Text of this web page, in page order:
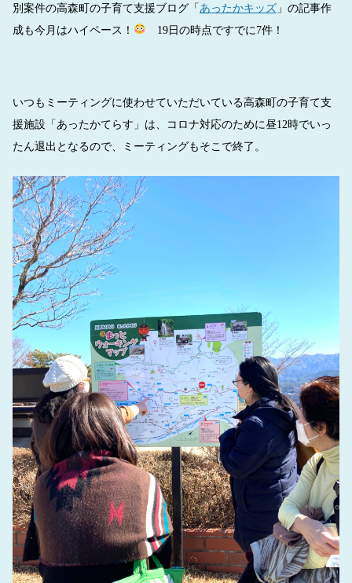
別案件の高森町の子育て支援ブログ「あったかキッズ 」の記事作
成も今月はハイペース！
19日の時点ですでに7件！
いつもミーティングに使わせていただいている高森町の子育て支
援施設「あったかてらす」は、コロナ対応のために昼12時でいっ
たん退出となるので、ミーティングもそこで終了。